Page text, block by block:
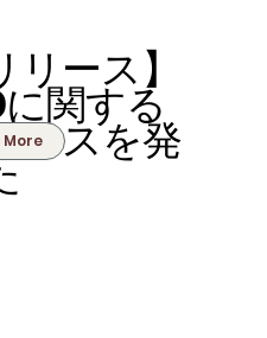
リース】
関する
ースを発
More